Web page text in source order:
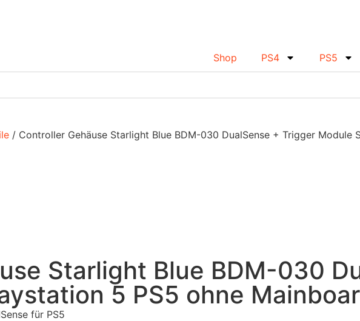
Shop PS4 PS5
/ Controller Gehäuse Starlight Blue BDM-030 DualSense + Trigger Module
Starlight Blue BDM-030
5 PS5 ohne
für PS5